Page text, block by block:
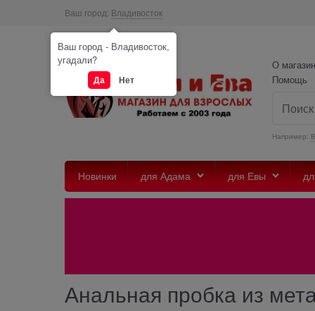
Ваш город: Владивосток
О
Помощь
Например:
Новинки для Адама для Евы
Анальная пробка из
Ваш город - Владивосток,
угадали?
Да Нет